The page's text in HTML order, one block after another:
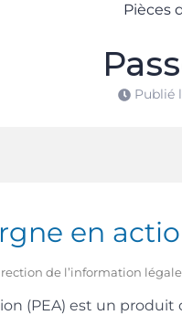
Pièces
Publié
en
de l’information
(PEA) est un